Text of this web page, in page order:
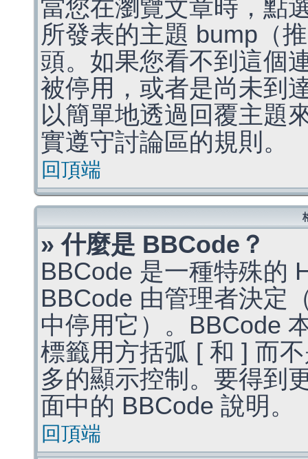
當您在瀏覽文章時，點
所發表的主題 bump（
頭。如果您看不到這個
被停用，或者是尚未到
以簡單地透過回覆主題
實遵守討論區的規則。
回頂端
» 什麼是 BBCode？
BBCode 是一種特殊的
BBCode 由管理者決定
中停用它）。BBCode
標籤用方括弧 [ 和 ] 而
多的顯示控制。要得到
面中的 BBCode 說明。
回頂端